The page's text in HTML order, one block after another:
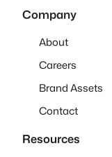
Company
About
Careers
Brand Assets
Contact
Resources